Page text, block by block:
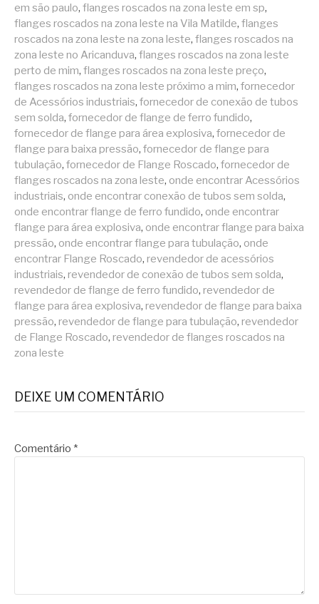
em são paulo, flanges roscados na zona leste em sp,
flanges roscados na zona leste na Vila Matilde, flanges
roscados na zona leste na zona leste, flanges roscados na
zona leste no Aricanduva, flanges roscados na zona leste
perto de mim, flanges roscados na zona leste preço,
flanges roscados na zona leste próximo a mim, fornecedor
de Acessórios industriais, fornecedor de conexão de tubos
sem solda, fornecedor de flange de ferro fundido,
fornecedor de flange para área explosiva, fornecedor de
flange para baixa pressão, fornecedor de flange para
tubulação, fornecedor de Flange Roscado, fornecedor de
flanges roscados na zona leste, onde encontrar Acessórios
industriais, onde encontrar conexão de tubos sem solda,
onde encontrar flange de ferro fundido, onde encontrar
flange para área explosiva, onde encontrar flange para baixa
pressão, onde encontrar flange para tubulação, onde
encontrar Flange Roscado, revendedor de acessórios
industriais, revendedor de conexão de tubos sem solda,
revendedor de flange de ferro fundido, revendedor de
flange para área explosiva, revendedor de flange para baixa
pressão, revendedor de flange para tubulação, revendedor
de Flange Roscado, revendedor de flanges roscados na
zona leste
DEIXE UM COMENTÁRIO
Comentário *